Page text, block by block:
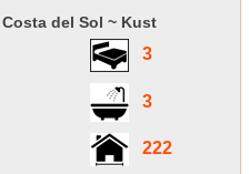
del Sol ~ Kust
3
3
222